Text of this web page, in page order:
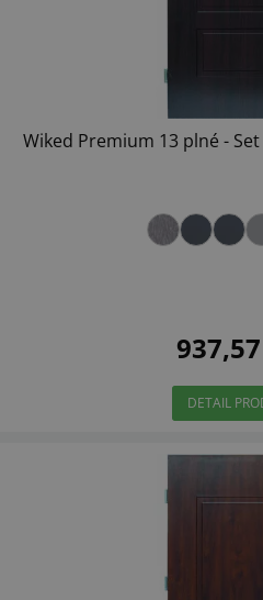
Wiked Premium 13 plné -
DETAIL